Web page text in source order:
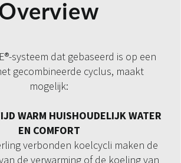
systeem dat gebaseerd is op een
gecombineerde cyclus, maakt
mogelijk:
WARM HUISHOUDELIJK WATER
EN COMFORT
verbonden koelcycli maken de
de verwarming of de koeling van